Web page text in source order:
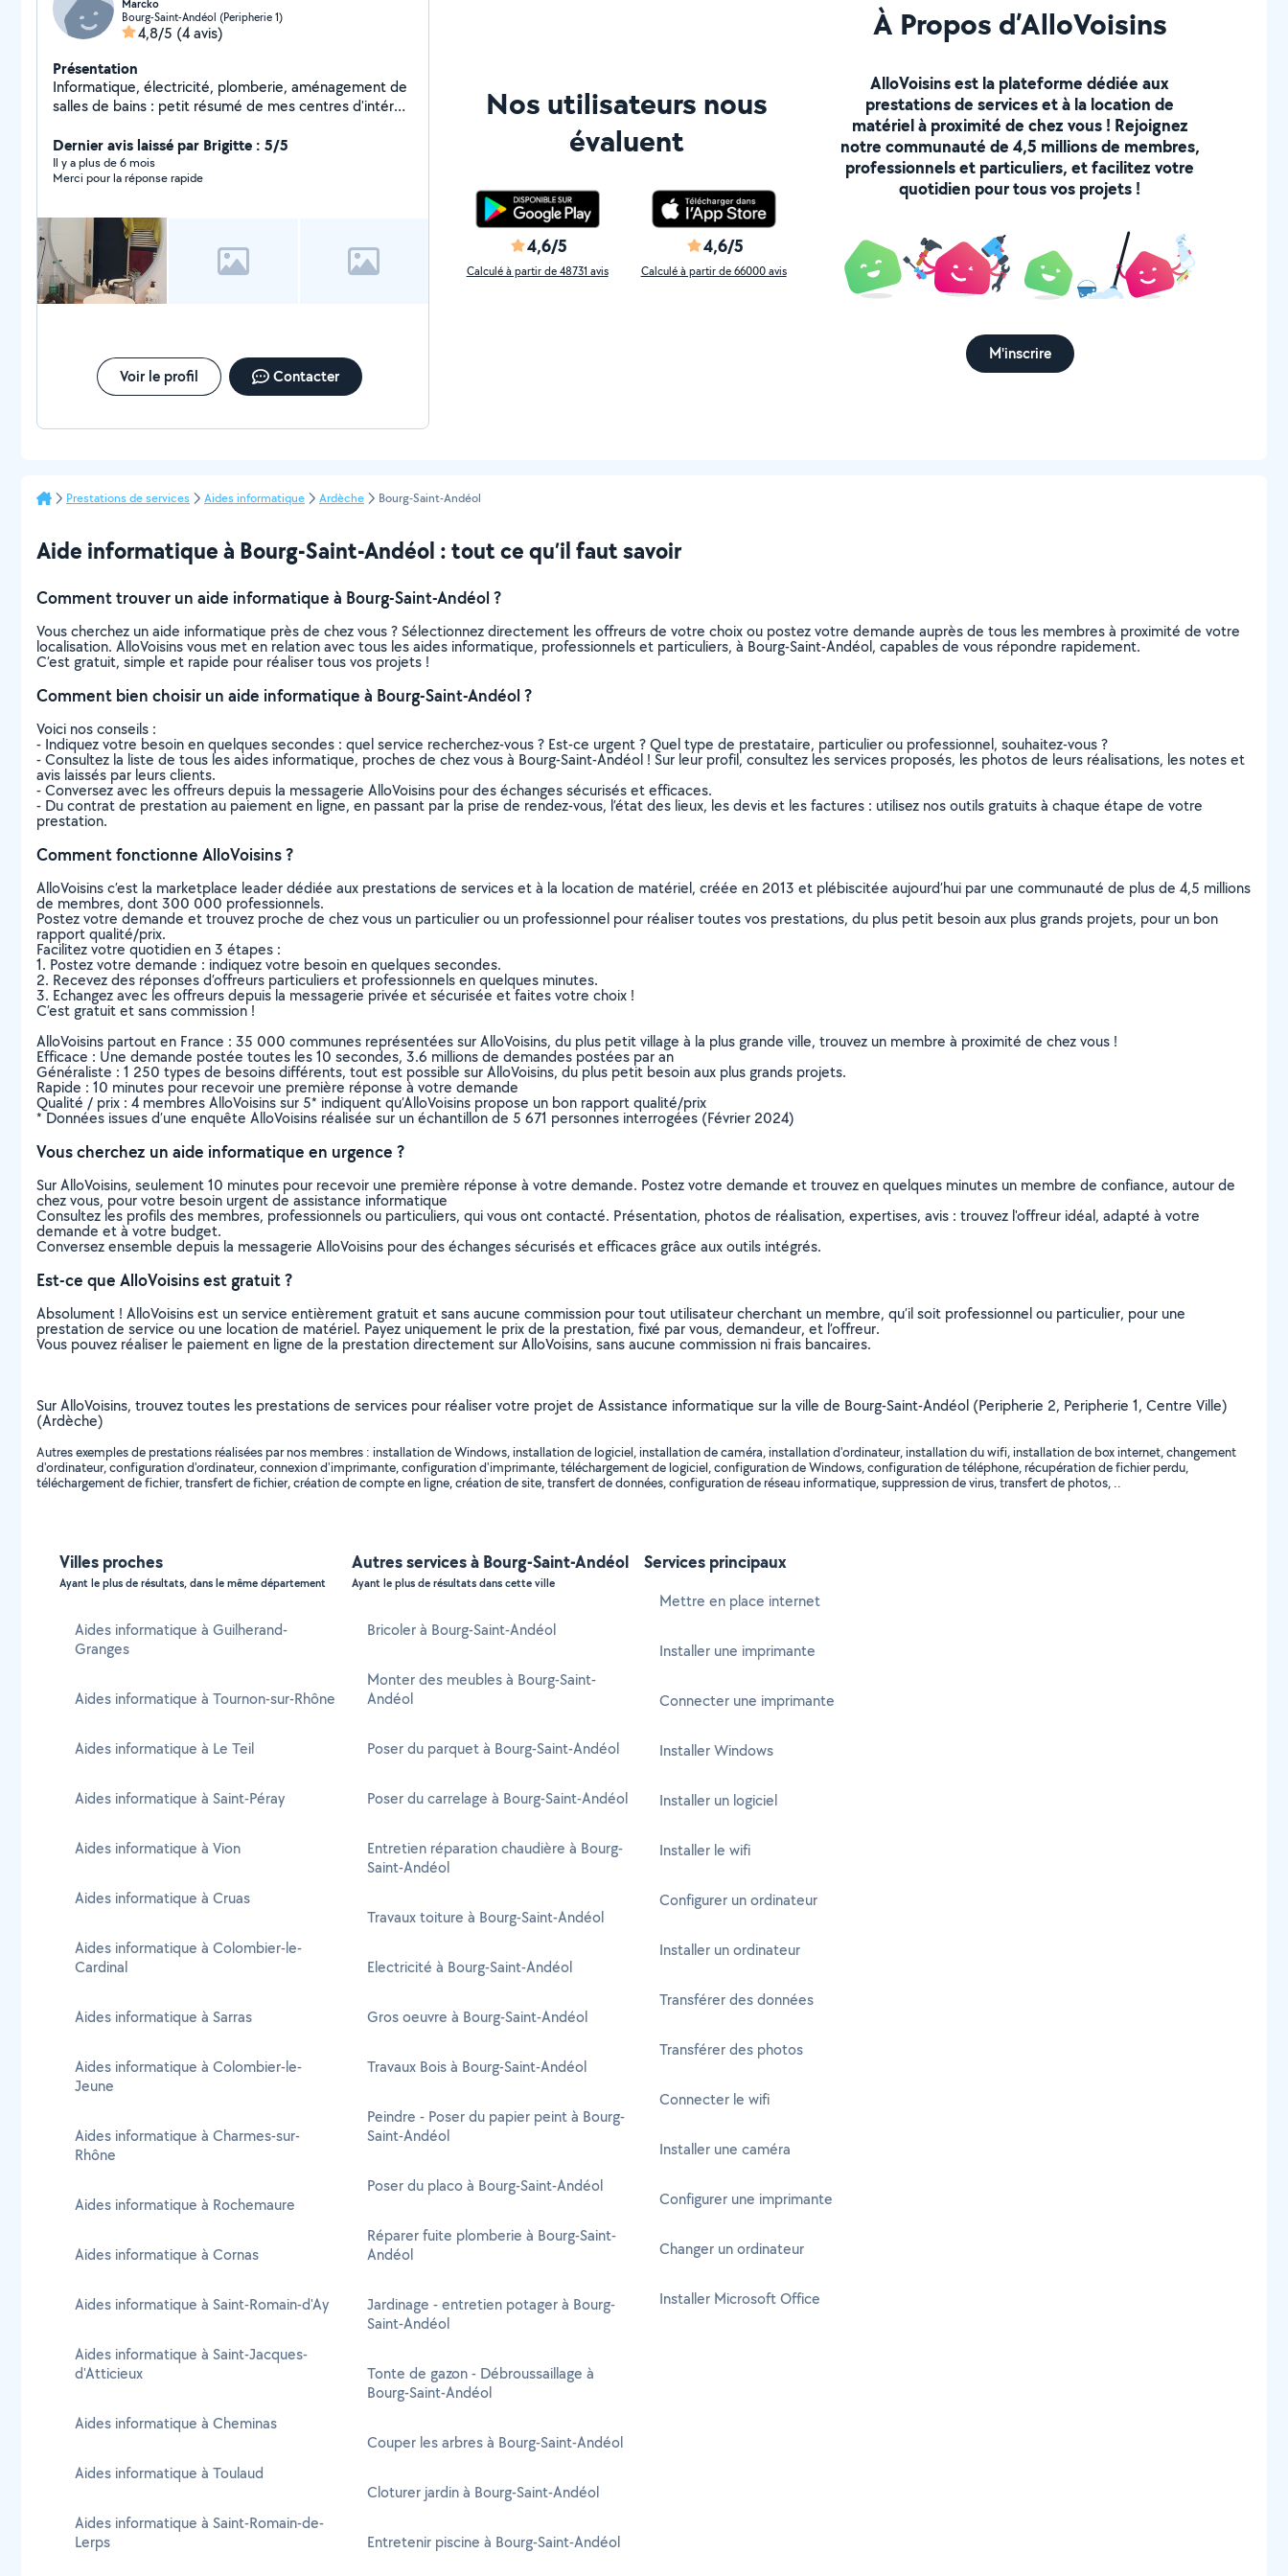
Marcko
Bourg-Saint-Andéol (Peripherie 1)
4,8/5 (4 avis)
Présentation
Informatique, électricité, plomberie, aménagement de
salles de bains : petit résumé de mes centres d'intérêt.
Dernier avis laissé par Brigitte : 5/5
Il y a plus de 6 mois
Merci pour la réponse rapide
Voir le profil Contacter
Nos utilisateurs nous
évaluent
4,6/5
Calculé à partir de 48731 avis
4,6/5
Calculé à partir de 66000 avis
À Propos d’AlloVoisins
AlloVoisins est la plateforme dédiée aux
prestations de services et à la location de
matériel à proximité de chez vous ! Rejoignez
notre communauté de 4,5 millions de membres,
professionnels et particuliers, et facilitez votre
quotidien pour tous vos projets !
M'inscrire
Prestations de services Aides informatique Ardèche Bourg-Saint-Andéol
Aide informatique à Bourg-Saint-Andéol : tout ce qu’il faut savoir
Comment trouver un aide informatique à Bourg-Saint-Andéol ?
Vous cherchez un aide informatique près de chez vous ? Sélectionnez directement les offreurs de votre choix ou postez votre demande auprès de tous les membres à proximité de votre
localisation. AlloVoisins vous met en relation avec tous les aides informatique, professionnels et particuliers, à Bourg-Saint-Andéol, capables de vous répondre rapidement.
C’est gratuit, simple et rapide pour réaliser tous vos projets !
Comment bien choisir un aide informatique à Bourg-Saint-Andéol ?
Voici nos conseils :
- Indiquez votre besoin en quelques secondes : quel service recherchez-vous ? Est-ce urgent ? Quel type de prestataire, particulier ou professionnel, souhaitez-vous ?
- Consultez la liste de tous les aides informatique, proches de chez vous à Bourg-Saint-Andéol ! Sur leur profil, consultez les services proposés, les photos de leurs réalisations, les notes et
avis laissés par leurs clients.
- Conversez avec les offreurs depuis la messagerie AlloVoisins pour des échanges sécurisés et efficaces.
- Du contrat de prestation au paiement en ligne, en passant par la prise de rendez-vous, l’état des lieux, les devis et les factures : utilisez nos outils gratuits à chaque étape de votre
prestation.
Comment fonctionne AlloVoisins ?
AlloVoisins c’est la marketplace leader dédiée aux prestations de services et à la location de matériel, créée en 2013 et plébiscitée aujourd’hui par une communauté de plus de 4,5 millions
de membres, dont 300 000 professionnels.
Postez votre demande et trouvez proche de chez vous un particulier ou un professionnel pour réaliser toutes vos prestations, du plus petit besoin aux plus grands projets, pour un bon
rapport qualité/prix.
Facilitez votre quotidien en 3 étapes :
1. Postez votre demande : indiquez votre besoin en quelques secondes.
2. Recevez des réponses d’offreurs particuliers et professionnels en quelques minutes.
3. Echangez avec les offreurs depuis la messagerie privée et sécurisée et faites votre choix !
C’est gratuit et sans commission !
AlloVoisins partout en France : 35 000 communes représentées sur AlloVoisins, du plus petit village à la plus grande ville, trouvez un membre à proximité de chez vous !
Efficace : Une demande postée toutes les 10 secondes, 3.6 millions de demandes postées par an
Généraliste : 1 250 types de besoins différents, tout est possible sur AlloVoisins, du plus petit besoin aux plus grands projets.
Rapide : 10 minutes pour recevoir une première réponse à votre demande
Qualité / prix : 4 membres AlloVoisins sur 5* indiquent qu’AlloVoisins propose un bon rapport qualité/prix
* Données issues d’une enquête AlloVoisins réalisée sur un échantillon de 5 671 personnes interrogées (Février 2024)
Vous cherchez un aide informatique en urgence ?
Sur AlloVoisins, seulement 10 minutes pour recevoir une première réponse à votre demande. Postez votre demande et trouvez en quelques minutes un membre de confiance, autour de
chez vous, pour votre besoin urgent de assistance informatique
Consultez les profils des membres, professionnels ou particuliers, qui vous ont contacté. Présentation, photos de réalisation, expertises, avis : trouvez l'offreur idéal, adapté à votre
demande et à votre budget.
Conversez ensemble depuis la messagerie AlloVoisins pour des échanges sécurisés et efficaces grâce aux outils intégrés.
Est-ce que AlloVoisins est gratuit ?
Absolument ! AlloVoisins est un service entièrement gratuit et sans aucune commission pour tout utilisateur cherchant un membre, qu’il soit professionnel ou particulier, pour une
prestation de service ou une location de matériel. Payez uniquement le prix de la prestation, fixé par vous, demandeur, et l’offreur.
Vous pouvez réaliser le paiement en ligne de la prestation directement sur AlloVoisins, sans aucune commission ni frais bancaires.
Sur AlloVoisins, trouvez toutes les prestations de services pour réaliser votre projet de Assistance informatique sur la ville de Bourg-Saint-Andéol (Peripherie 2, Peripherie 1, Centre Ville)
(Ardèche)
Autres exemples de prestations réalisées par nos membres : installation de Windows, installation de logiciel, installation de caméra, installation d'ordinateur, installation du wifi, installation de box internet, changement
d'ordinateur, configuration d'ordinateur, connexion d'imprimante, configuration d'imprimante, téléchargement de logiciel, configuration de Windows, configuration de téléphone, récupération de fichier perdu,
téléchargement de fichier, transfert de fichier, création de compte en ligne, création de site, transfert de données, configuration de réseau informatique, suppression de virus, transfert de photos, ..
Villes proches
Ayant le plus de résultats, dans le même département
Aides informatique à Guilherand-
Granges
Aides informatique à Tournon-sur-Rhône
Aides informatique à Le Teil
Aides informatique à Saint-Péray
Aides informatique à Vion
Aides informatique à Cruas
Aides informatique à Colombier-le-
Cardinal
Aides informatique à Sarras
Aides informatique à Colombier-le-
Jeune
Aides informatique à Charmes-sur-
Rhône
Aides informatique à Rochemaure
Aides informatique à Cornas
Aides informatique à Saint-Romain-d'Ay
Aides informatique à Saint-Jacques-
d'Atticieux
Aides informatique à Cheminas
Aides informatique à Toulaud
Aides informatique à Saint-Romain-de-
Lerps
Autres services à Bourg-Saint-Andéol
Ayant le plus de résultats dans cette ville
Bricoler à Bourg-Saint-Andéol
Monter des meubles à Bourg-Saint-
Andéol
Poser du parquet à Bourg-Saint-Andéol
Poser du carrelage à Bourg-Saint-Andéol
Entretien réparation chaudière à Bourg-
Saint-Andéol
Travaux toiture à Bourg-Saint-Andéol
Electricité à Bourg-Saint-Andéol
Gros oeuvre à Bourg-Saint-Andéol
Travaux Bois à Bourg-Saint-Andéol
Peindre - Poser du papier peint à Bourg-
Saint-Andéol
Poser du placo à Bourg-Saint-Andéol
Réparer fuite plomberie à Bourg-Saint-
Andéol
Jardinage - entretien potager à Bourg-
Saint-Andéol
Tonte de gazon - Débroussaillage à
Bourg-Saint-Andéol
Couper les arbres à Bourg-Saint-Andéol
Cloturer jardin à Bourg-Saint-Andéol
Entretenir piscine à Bourg-Saint-Andéol
Services principaux
Mettre en place internet
Installer une imprimante
Connecter une imprimante
Installer Windows
Installer un logiciel
Installer le wifi
Configurer un ordinateur
Installer un ordinateur
Transférer des données
Transférer des photos
Connecter le wifi
Installer une caméra
Configurer une imprimante
Changer un ordinateur
Installer Microsoft Office